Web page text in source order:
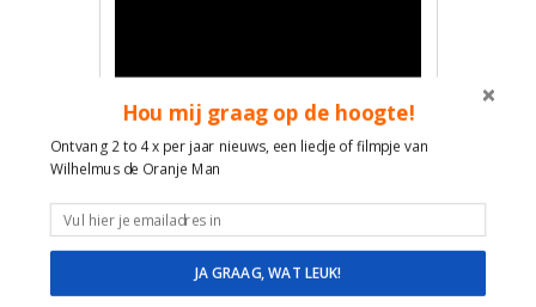
Hou mij graag op de hoogte!
Ontvang 2 to 4 x per jaar nieuws, een liedje of filmpje van
Wilhelmus de Oranje Man
JA GRAAG, WAT LEUK!